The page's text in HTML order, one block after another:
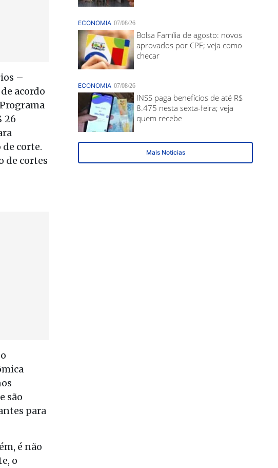
–
acordo
26
corte.
de cortes
são
para
é não
o